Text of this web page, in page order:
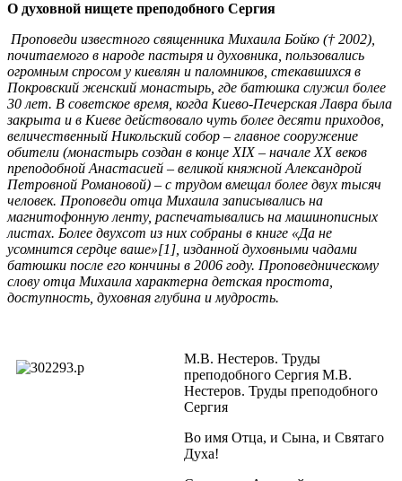
О духовной нищете преподобного Сергия
Проповеди известного священника Михаила Бойко († 2002),
почитаемого в народе пастыря и духовника, пользовались
огромным спросом у киевлян и паломников, стекавшихся в
Покровский женский монастырь, где батюшка служил более
30 лет. В советское время, когда Киево-Печерская Лавра была
закрыта и в Киеве действовало чуть более десяти приходов,
величественный Никольский собор – главное сооружение
обители (монастырь создан в конце ХІХ – начале ХХ веков
преподобной Анастасией – великой княжной Александрой
Петровной Романовой) – с трудом вмещал более двух тысяч
человек. Проповеди отца Михаила записывались на
магнитофонную ленту, распечатывались на машинописных
листах. Более двухсот из них собраны в книге «Да не
усомнится сердце ваше»[1], изданной духовными чадами
батюшки после его кончины в 2006 году. Проповедническому
слову отца Михаила характерна детская простота,
доступность, духовная глубина и мудрость.
М.В. Нестеров. Труды
преподобного Сергия М.В.
Нестеров. Труды преподобного
Сергия
Во имя Отца, и Сына, и Святаго
Духа!